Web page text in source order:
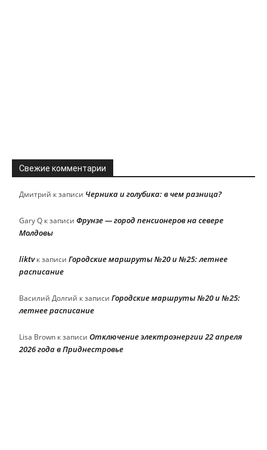
Свежие комментарии
Дмитрий к записи Черника и голубика: в чем разница?
Gary Q к записи Фрунзе — город пенсионеров на севере
Молдовы
liktvк записи Городские маршруты №20 и №25: летнее
расписание
Василий Долгий к записи Городские маршруты №20 и №25:
летнее расписание
Lisa Brown к записи Отключение электроэнергии 22 апреля
2026 года в Приднестровье